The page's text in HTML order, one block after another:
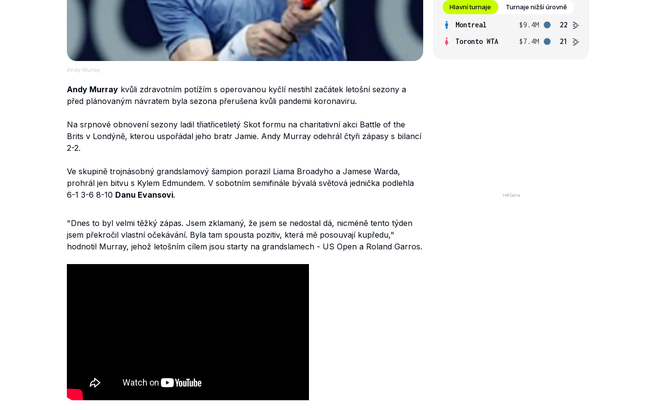
Andy Murray
Andy Murray kvůli zdravotním potížím s operovanou kyčlí nestihl začátek letošní sezony a
před plánovaným návratem byla sezona přerušena kvůli pandemii koronaviru.
Na srpnové obnovení sezony ladil třiatřicetiletý Skot formu na charitativní akci Battle of the
Brits v Londýně, kterou uspořádal jeho bratr Jamie. Andy Murray odehrál čtyři zápasy s bilancí
2-2.
Ve skupině trojnásobný grandslamový šampion porazil Liama Broadyho a Jamese Warda,
prohrál jen bitvu s Kylem Edmundem. V sobotním semifinále bývalá světová jednička podlehla
6-1 3-6 8-10 Danu Evansovi.
"Dnes to byl velmi těžký zápas. Jsem zklamaný, že jsem se nedostal dá, nicméně tento týden
jsem překročil vlastní očekávání. Byla tam spousta pozitiv, která mě posouvají kupředu,"
hodnotil Murray, jehož letošním cílem jsou starty na grandslamech - US Open a Roland Garros.
Hlavní turnaje Turnaje nižší úrovně
Montreal $9.4M
22
Toronto WTA
$7.4M 21